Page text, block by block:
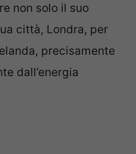
non solo il suo
città, Londra, per
precisamente
dall’energia